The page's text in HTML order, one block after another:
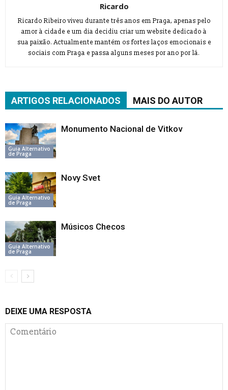
Ricardo
Ricardo Ribeiro viveu durante três anos em Praga, apenas pelo
amor à cidade e um dia decidiu criar um website dedicado à
sua paixão. Actualmente mantém os fortes laços emocionais e
sociais com Praga e passa alguns meses por ano por lá.
ARTIGOS RELACIONADOS MAIS DO AUTOR
Guia Alternativo
de Praga
Monumento Nacional de Vitkov
Guia Alternativo
de Praga
Novy Svet
Guia Alternativo
de Praga
Músicos Checos
DEIXE UMA RESPOSTA